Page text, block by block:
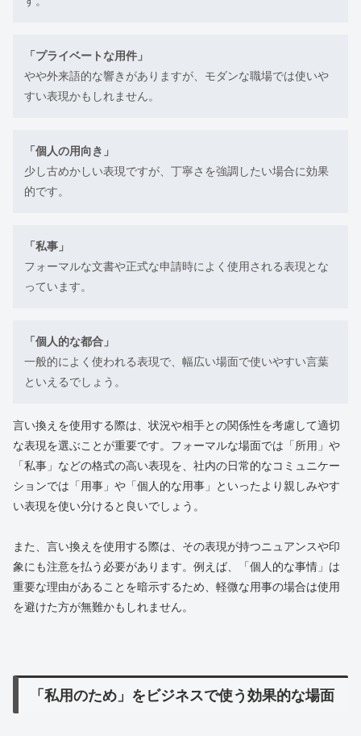
「プライベートな用件」
やや外来語的な響きがありますが、モダンな職場では使いや
すい表現かもしれません。
「個人の用向き」
少し古めかしい表現ですが、丁寧さを強調したい場合に効果
的です。
「私事」
フォーマルな文書や正式な申請時によく使用される表現とな
っています。
「個人的な都合」
一般的によく使われる表現で、幅広い場面で使いやすい言葉
といえるでしょう。
言い換えを使用する際は、状況や相手との関係性を考慮して適切
な表現を選ぶことが重要です。フォーマルな場面では「所用」や
「私事」などの格式の高い表現を、社内の日常的なコミュニケー
ションでは「用事」や「個人的な用事」といったより親しみやす
い表現を使い分けると良いでしょう。
また、言い換えを使用する際は、その表現が持つニュアンスや印
象にも注意を払う必要があります。例えば、「個人的な事情」は
重要な理由があることを暗示するため、軽微な用事の場合は使用
を避けた方が無難かもしれません。
「私用のため」をビジネスで使う効果的な場面